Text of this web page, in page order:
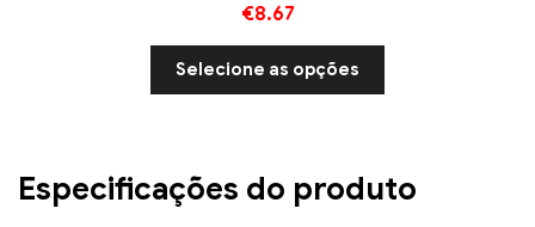
€8.67
Selecione as opções
Especificações do produto